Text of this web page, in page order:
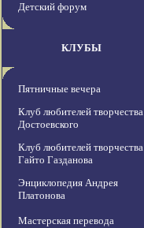
Детский форум
КЛУБЫ
Пятничные вечера
Клуб любителей творчества
Достоевского
Клуб любителей творчества
Гайто Газданова
Энциклопедия Андрея
Платонова
Мастерская перевода